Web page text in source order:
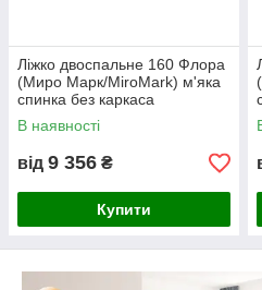
Марк/MiroMark), а також
Ліжко двоспальне 160 Флора
(Миро Марк/MiroMark) м'яка
спинка без каркаса
В наявності
від 9 356 ₴
Купити